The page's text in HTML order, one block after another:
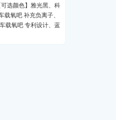
选颜色】雅光黑、科
氧吧 补充负离子、
载氧吧 专利设计、蓝